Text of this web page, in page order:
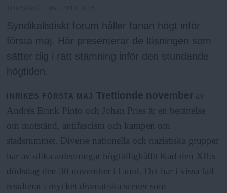
Syndikalistiskt forum håller fanan högt inför
första maj. Här presenterar de läsningen som
sätter dig i rätt stämning inför den stundande
högtiden.
INRIKES FÖRSTA MAJ Trettionde november av
Andrés Brink Pinto och Johan Pries är en berättelse
om motstånd, antifascism och kampen om
stadsrummet. Diverse nationella och nazistiska grupper
har av olika anledningar högtidlighållit Karl den XII:s
dödsdag den 30 november i Lund. Det har i vissa fall
resulterat i mycket dramatiska scener som